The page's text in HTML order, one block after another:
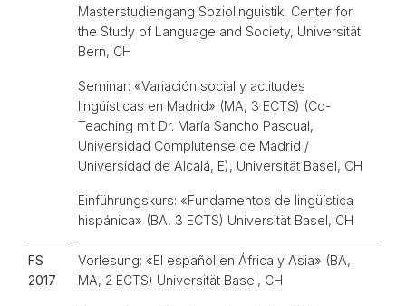
Masterstudiengang Soziolinguistik, Center for
the Study of Language and Society, Universität
Bern, CH
Seminar: «Variación social y actitudes
lingüísticas en Madrid» (MA, 3 ECTS) (Co-
Teaching mit Dr. María Sancho Pascual,
Universidad Complutense de Madrid /
Universidad de Alcalá, E), Universität Basel, CH
Einführungskurs: «Fundamentos de lingüística
hispánica» (BA, 3 ECTS) Universität Basel, CH
FS
2017
Vorlesung: «El español en África y Asia» (BA,
MA, 2 ECTS) Universität Basel, CH